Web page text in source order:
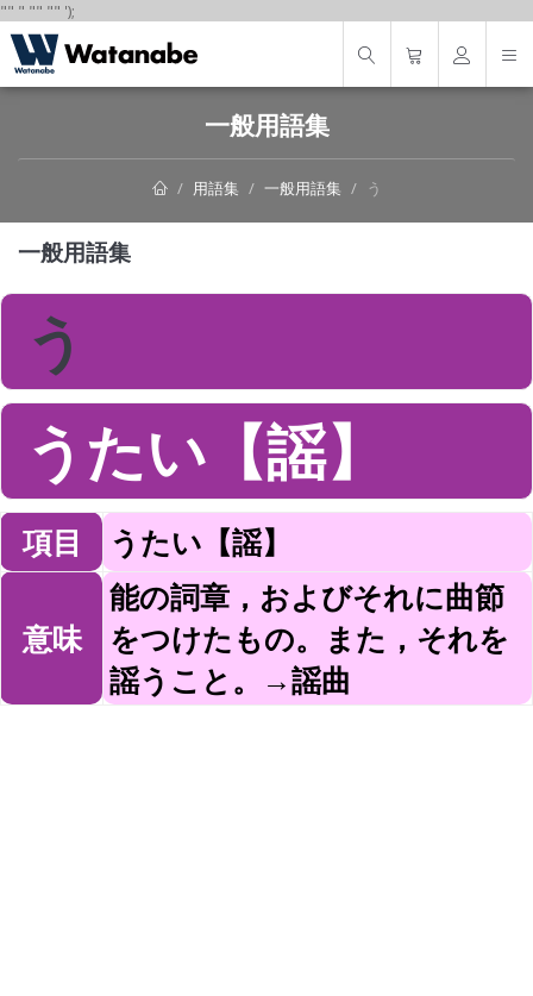
"" " "" "" ');
一般用語集
用語集 一般用語集 う
一般用語集
う
うたい【謡】
項目 うたい【謡】
意味
能の詞章，およびそれに曲節
をつけたもの。また，それを
謡うこと。→謡曲